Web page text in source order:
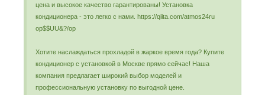
цена и высокое качество гарантированы! Установка
кондиционера - это легко с нами. https://qiita.com/atmos24ru
op$$UU&?/op
Хотите наслаждаться прохладой в жаркое время года? Купите
кондиционер с установкой в Москве прямо сейчас! Наша
компания предлагает широкий выбор моделей и
профессиональную установку по выгодной цене.